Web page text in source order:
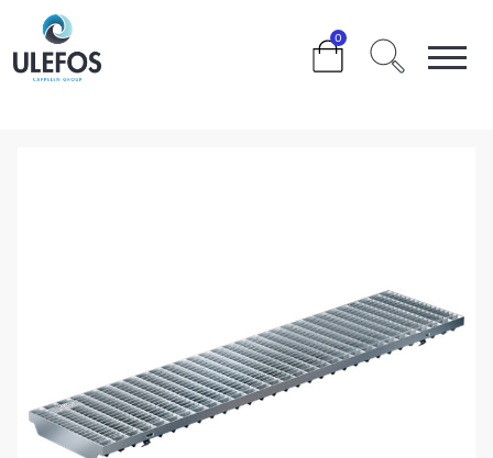
0
>>>
ULEFOS FILCOTEN PRO 150 VARMFORSINKET
GITTERRIST L=1000MM